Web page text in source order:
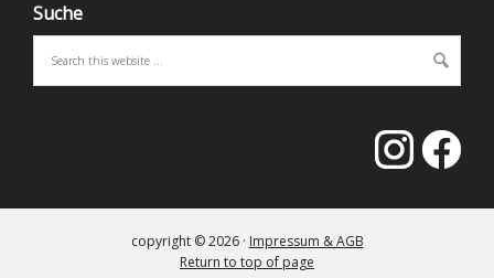
Suche
copyright © 2026 · Impressum & AGB
Return to top of page